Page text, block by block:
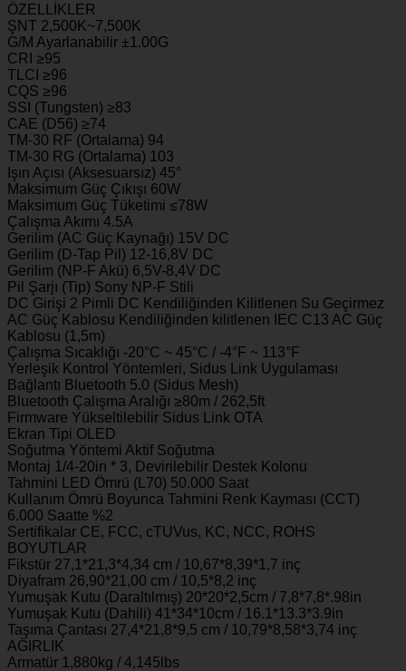
₺22.000,00.
ÖZELLİKLER
ŞNT 2,500K~7,500K
G/M Ayarlanabilir ±1.00G
CRI ≥95
TLCI ≥96
CQS ≥96
SSI (Tungsten) ≥83
CAE (D56) ≥74
TM-30 RF (Ortalama) 94
TM-30 RG (Ortalama) 103
Işın Açısı (Aksesuarsız) 45°
Maksimum Güç Çıkışı 60W
Maksimum Güç Tüketimi ≤78W
Çalışma Akımı 4.5A
Gerilim (AC Güç Kaynağı) 15V DC
Gerilim (D-Tap Pil) 12-16,8V DC
Gerilim (NP-F Akü) 6,5V-8,4V DC
Pil Şarjı (Tip) Sony NP-F Stili
DC Girişi 2 Pimli DC Kendiliğinden Kilitlenen Su Geçirmez
AC Güç Kablosu Kendiliğinden kilitlenen IEC C13 AC Güç
Kablosu (1,5m)
Çalışma Sıcaklığı -20°C ~ 45°C / -4°F ~ 113°F
Yerleşik Kontrol Yöntemleri, Sidus Link Uygulaması
Bağlantı Bluetooth 5.0 (Sidus Mesh)
Bluetooth Çalışma Aralığı ≥80m / 262,5ft
Firmware Yükseltilebilir Sidus Link OTA
Ekran Tipi OLED
Soğutma Yöntemi Aktif Soğutma
Montaj 1/4-20in * 3, Devirilebilir Destek Kolonu
Tahmini LED Ömrü (L70) 50.000 Saat
Kullanım Ömrü Boyunca Tahmini Renk Kayması (CCT)
6.000 Saatte %2
Sertifikalar CE, FCC, cTUVus, KC, NCC, ROHS
BOYUTLAR
Fikstür 27,1*21,3*4,34 cm / 10,67*8,39*1,7 inç
Diyafram 26,90*21,00 cm / 10,5*8,2 inç
Yumuşak Kutu (Daraltılmış) 20*20*2,5cm / 7,8*7,8*.98in
Yumuşak Kutu (Dahili) 41*34*10cm / 16.1*13.3*3.9in
Taşıma Çantası 27,4*21,8*9,5 cm / 10,79*8,58*3,74 inç
AĞIRLIK
Armatür 1,880kg / 4,145lbs